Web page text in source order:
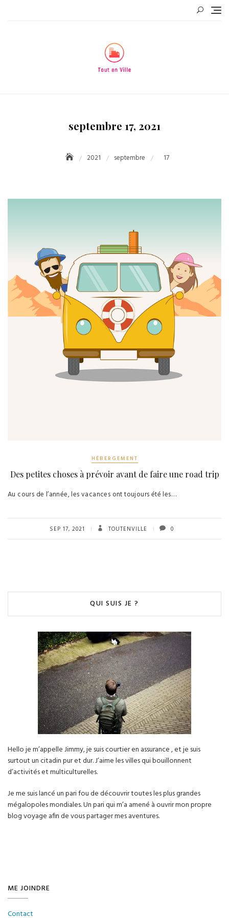
septembre 17, 2021
2021 septembre 17
HÉBERGEMENT
Des petites choses à prévoir avant de faire une road trip
Au cours de l’année, les vacances ont toujours été les…
SEP 17, 2021 TOUTENVILLE 0
QUI SUIS JE ?
Hello je m’appelle Jimmy, je suis courtier en assurance , et je suis
surtout un citadin pur et dur. J’aime les villes qui bouillonnent
d’activités et multiculturelles.
Je me suis lancé un pari fou de découvrir toutes les plus grandes
mégalopoles mondiales. Un pari qui m’a amené à ouvrir mon propre
blog voyage afin de vous partager mes aventures.
ME JOINDRE
Contact